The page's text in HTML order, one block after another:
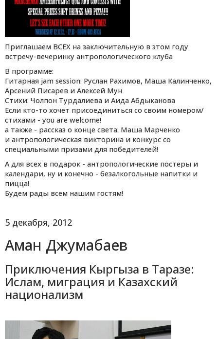
Приглашаем ВСЕХ на заключительную в этом году
встречу-вечеринку антропологического клуба
В программе:
Гитарная jam session: Руслан Рахимов, Маша Калинченко,
Арсений Писарев и Алексей Мун
Стихи: Чолпон Турдалиева и Аида Абдыканова
Если кто-то хочет присоединиться со своим номером/
стихами - you are welcome!
а также - рассказ о конце света: Маша Марченко
и антропологическая викторина и конкурс со
специальными призами для победителей!
А для всех в подарок - антропологические постеры и
календари, ну и конечно - безалкогольные напитки и
пицца!
Будем рады всем нашим гостям!
5 декабря, 2012
Аман Джумабаев
Приключения Кыргыза в Таразе:
Ислам, миграция и Казахский
национализм